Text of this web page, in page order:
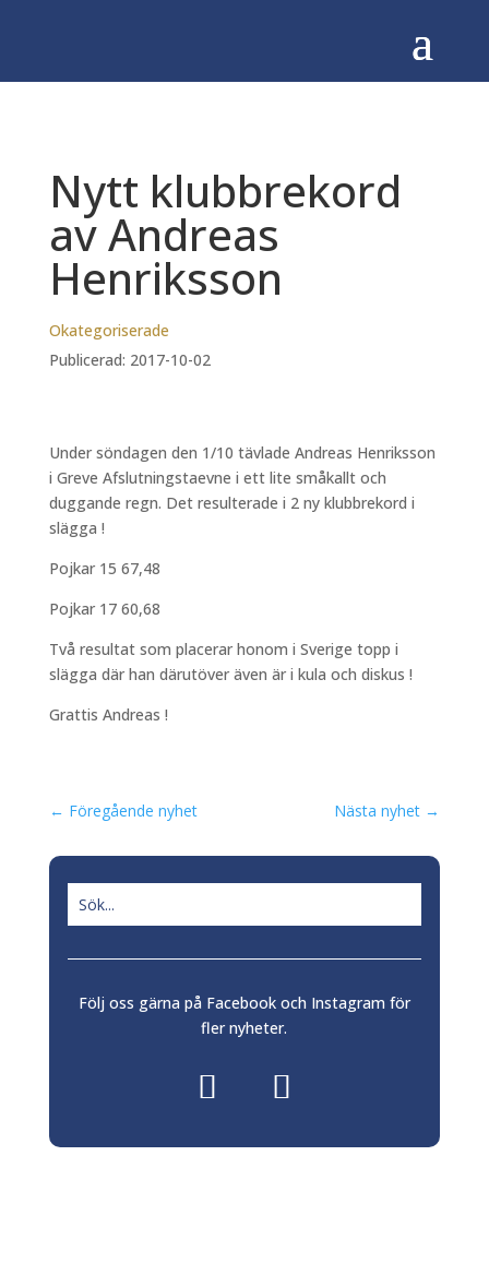
Nytt klubbrekord
av Andreas
Henriksson
Okategoriserade
Publicerad: 2017-10-02
Under söndagen den 1/10 tävlade Andreas Henriksson
i Greve Afslutningstaevne i ett lite småkallt och
duggande regn. Det resulterade i 2 ny klubbrekord i
slägga !
Pojkar 15 67,48
Pojkar 17 60,68
Två resultat som placerar honom i Sverige topp i
slägga där han därutöver även är i kula och diskus !
Grattis Andreas !
← Föregående nyhet Nästa nyhet →
Följ oss gärna på Facebook och Instagram för
fler nyheter.